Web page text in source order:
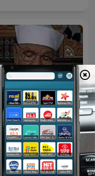
تفسير الشعراوي كاملاً